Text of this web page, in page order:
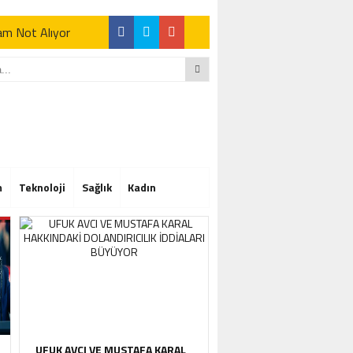
Not Alıyor
Not Alıyor
Teknoloji Sağlık Kadın
UFUK AVCI VE MUSTAFA KARAL